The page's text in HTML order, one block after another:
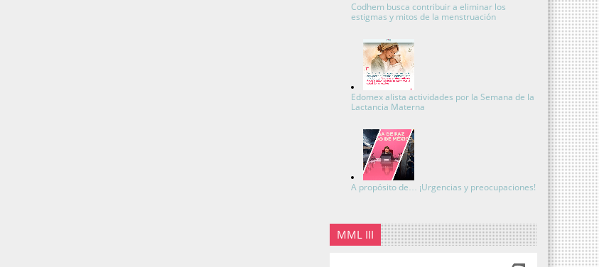
Codhem busca contribuir a eliminar los
estigmas y mitos de la menstruación
Edomex alista actividades por la Semana de la
Lactancia Materna
A propósito de… ¡Urgencias y preocupaciones!
MML III